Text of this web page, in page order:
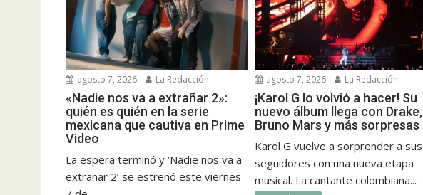
agosto 7, 2026 La Redacción
«Nadie nos va a extrañar 2»:
quién es quién en la serie
mexicana que cautiva en Prime
Video
La espera terminó y ‘Nadie nos va a
extrañar 2’ se estrenó este viernes
agosto 7, 2026 La Redacción
¡Karol G lo volvió a hacer! Su
nuevo álbum llega con Drake,
Bruno Mars y más sorpresas
Karol G vuelve a sorprender a sus
seguidores con una nueva etapa
musical. La cantante colombiana...